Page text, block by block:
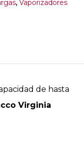
, Vaporizadores
de hasta
Virginia